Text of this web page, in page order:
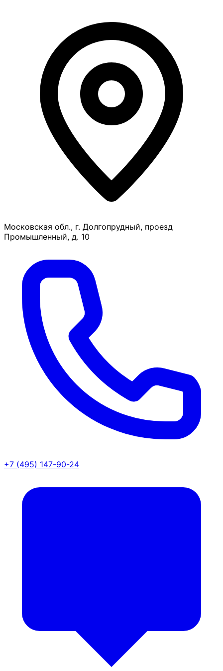
Московская обл., г. Долгопрудный, проезд
Промышленный, д. 10
+7 (495) 147-90-24